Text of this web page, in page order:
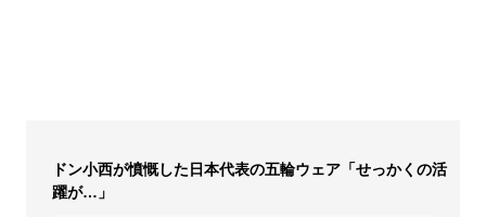
ドン小西が憤慨した日本代表の五輪ウェア「せっかくの活
躍が…」